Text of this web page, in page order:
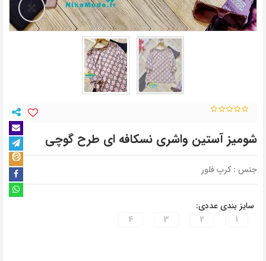
شومیز آستین واشری نسکافه ای طرح گوچی
جنس : کرپ فلور
سایز بندی عددی:
1
2
3
4